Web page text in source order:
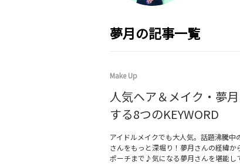
夢月の記事一覧
Make Up
人気ヘア＆メイク・夢
する8つのKEYWORD
アイドルメイクでも大人気。話題沸騰中
さんをもっと深堀り！夢月さんの経緯か
ポーチまで♪気になる夢月さんを堪能